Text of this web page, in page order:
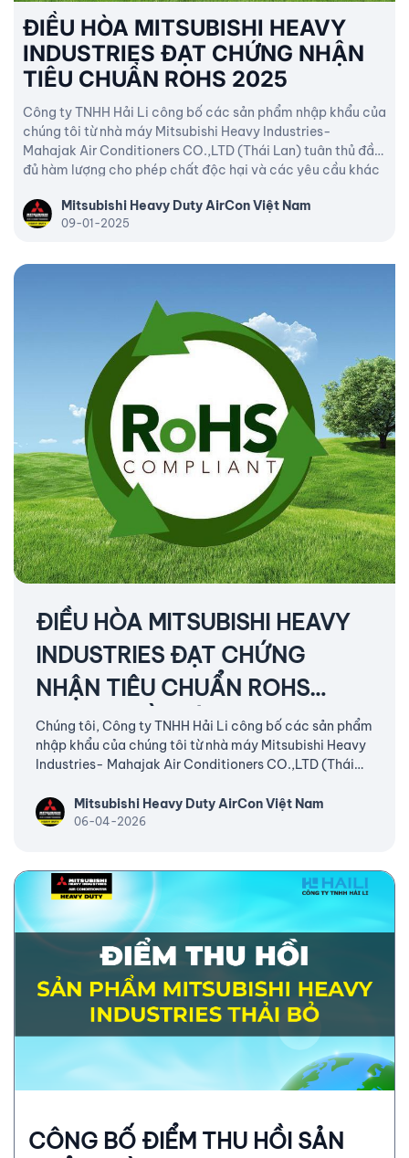
ĐIỀU HÒA MITSUBISHI HEAVY
INDUSTRIES ĐẠT CHỨNG NHẬN
TIÊU CHUẨN ROHS 2025
Công ty TNHH Hải Li công bố các sản phẩm nhập khẩu của
chúng tôi từ nhà máy Mitsubishi Heavy Industries-
Mahajak Air Conditioners CO.,LTD (Thái Lan) tuân thủ đầy
đủ hàm lượng cho phép chất độc hại và các yêu cầu khác
Mitsubishi Heavy Duty AirCon Việt Nam
09-01-2025
ĐIỀU HÒA MITSUBISHI HEAVY
INDUSTRIES ĐẠT CHỨNG
NHẬN TIÊU CHUẨN ROHS
2026 - ĐIỀU HÒA KHÔNG KHÍ
THƯƠNG MẠI
Chúng tôi, Công ty TNHH Hải Li công bố các sản phẩm
nhập khẩu của chúng tôi từ nhà máy Mitsubishi Heavy
Industries- Mahajak Air Conditioners CO.,LTD (Thái
(*) và các yêu cầu khác tại Thông tư 30/2011/TT-BCT
ngày 10/08/2011 quy định tạm thời về giới hạn hàm
Mitsubishi Heavy Duty AirCon Việt Nam
06-04-2026
CÔNG BỐ ĐIỂM THU HỒI SẢN